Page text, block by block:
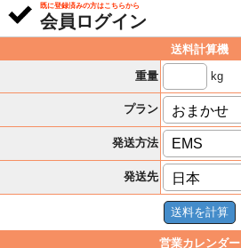
既に登録済みの方はこちらから
会員ログイン
送料計算機
重量
kg
プラン
発送方法
発送先
営業カレンダー